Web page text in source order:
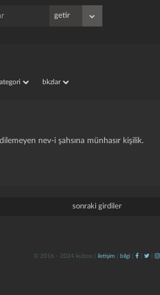
bkzlar
nev-i şahsına münhasır kişilik.
sonraki girdiler
© 2016 - 2024 kulzos | iletişim bilgi